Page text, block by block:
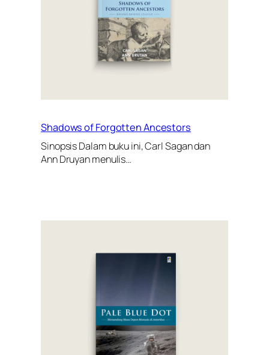
Shadows of Forgotten Ancestors
Sinopsis Dalam buku ini, Carl Sagan dan
Ann Druyan menulis…